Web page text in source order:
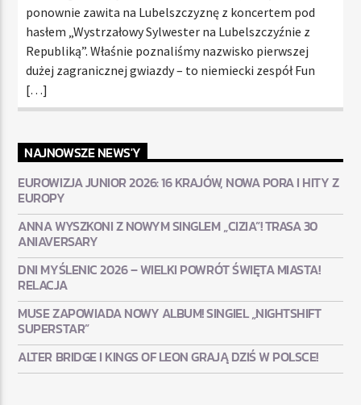
ponownie zawita na Lubelszczyznę z koncertem pod
hasłem „Wystrzałowy Sylwester na Lubelszczyźnie z
Republiką”. Właśnie poznaliśmy nazwisko pierwszej
dużej zagranicznej gwiazdy – to niemiecki zespół Fun
[…]
NAJNOWSZE NEWS'Y
EUROWIZJA JUNIOR 2026: 16 KRAJÓW, NOWA PORA I HITY Z
EUROPY
ANNA WYSZKONI Z NOWYM SINGLEM „CIZIA”! TRASA 30
ANIAVERSARY
DNI MYŚLENIC 2026 – WIELKI POWRÓT ŚWIĘTA MIASTA!
RELACJA
MUSE ZAPOWIADA NOWY ALBUM! SINGIEL „NIGHTSHIFT
SUPERSTAR”
ALTER BRIDGE I KINGS OF LEON GRAJĄ DZIŚ W POLSCE!